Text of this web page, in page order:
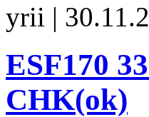
yrii |
ESF170
CHK(ok)